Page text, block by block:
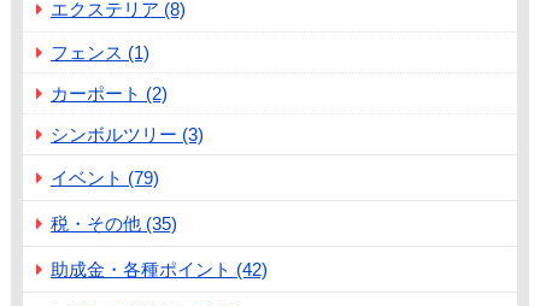
エクステリア (8)
フェンス (1)
カーポート (2)
シンボルツリー (3)
イベント (79)
税・その他 (35)
助成金・各種ポイント (42)